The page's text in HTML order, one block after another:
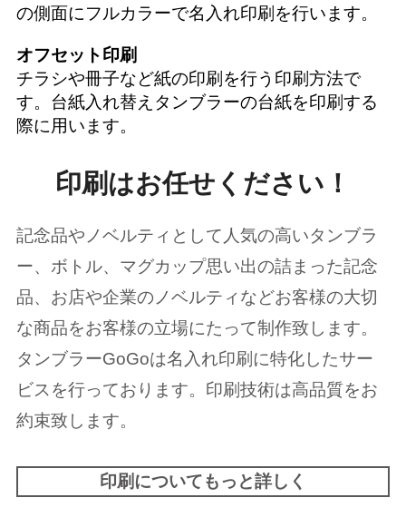
の側面にフルカラーで名入れ印刷を行います。
オフセット印刷
チラシや冊子など紙の印刷を行う印刷方法で
す。台紙入れ替えタンブラーの台紙を印刷する
際に用います。
印刷はお任せください！
記念品やノベルティとして人気の高いタンブラ
ー、ボトル、マグカップ思い出の詰まった記念
品、お店や企業のノベルティなどお客様の大切
な商品をお客様の立場にたって制作致します。
タンブラーGoGoは名入れ印刷に特化したサー
ビスを行っております。印刷技術は高品質をお
約束致します。
印刷についてもっと詳しく